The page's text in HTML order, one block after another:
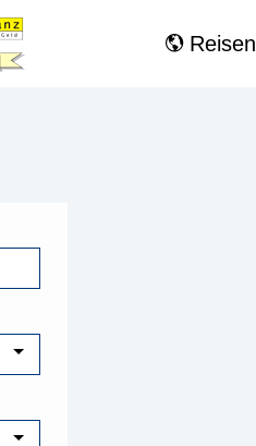
Reisen